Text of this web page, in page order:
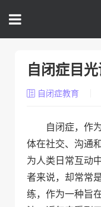
自闭症目
自闭症教育
自闭症，作
体在社交、沟通
为人类日常互动
者来说，却常常
练，作为一种旨